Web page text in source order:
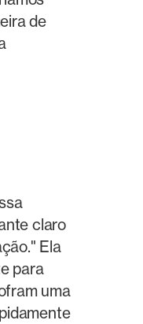
de
claro
Ela
para
uma